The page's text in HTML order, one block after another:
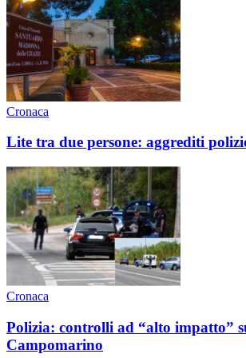
Cronaca
Lite tra due persone: aggrediti
Cronaca
Polizia: controlli ad “alto impatto”
Campomarino